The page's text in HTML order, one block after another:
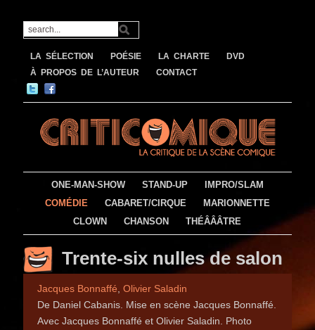
LA SÉLECTION POÉSIE LA CHARTE
DVD
À PROPOS DE L’AUTEUR
CONTACT
ONE-MAN-SHOW STAND-UP
IMPRO/SLAM
COMÉDIE
CABARET/CIRQUE
MARIONNETTE
CLOWN
CHANSON THÉÂÂÂTRE
Trente-six nulles de salon
Jacques Bonnaffé ,Olivier Saladin
De Daniel Cabanis. Mise en scène Jacques Bonnaffé.
Avec Jacques Bonnaffé et Olivier Saladin. Photo